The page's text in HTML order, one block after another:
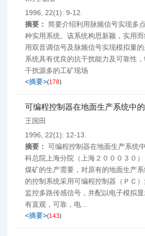
1996, 22(1): 9-12.
摘要： 简要介绍利用脉频信号实现多
种实用系统。该系统构思新颖，实用
用双音调信号及脉频信号实现模拟量
系统具有优良的抗干扰能力及可靠性
干扰源多的工矿现场
<摘要>(178)
可编程控制器在地面生产系统中
王国田
1996, 22(1): 12-13.
摘要： 可编程控制器在地面生产系统
科总院上海分院（上海２０００３０
煤矿的生产需要，对原有的地面生产
的控制系统采用可编程控制器（ＰＣ
监控多路传感信号，并配以电子模拟
有直观，可靠，电...
<摘要>(143)